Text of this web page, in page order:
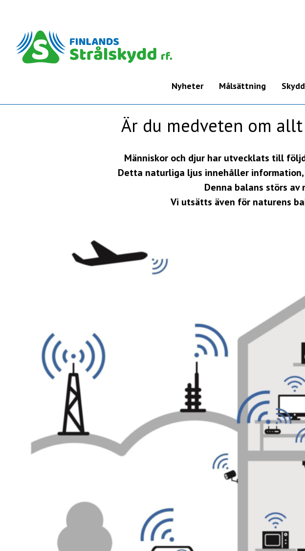
Nyheter Målsättning
Är du medveten om
Människor och djur har utvecklats till
Detta naturliga ljus innehåller
Denna balans störs
Vi utsätts även för naturens